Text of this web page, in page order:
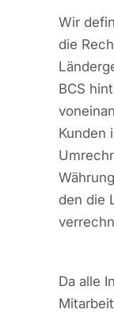
Wir
die
BCS
Kunden
den die
Da alle